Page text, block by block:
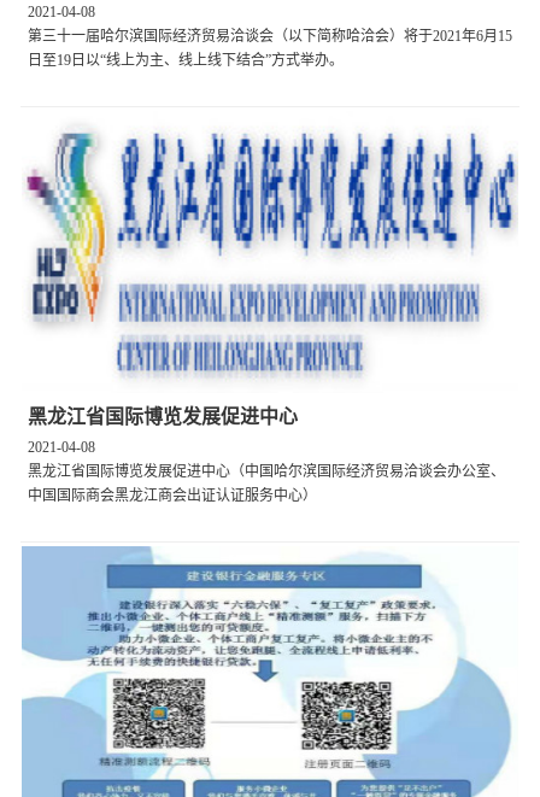
2021-04-08
第三十一届哈尔滨国际经济贸易洽谈会（以下简称哈洽会）将于2021年6月15
日至19日以“线上为主、线上线下结合”方式举办。
黑龙江省国际博览发展促进中心
2021-04-08
黑龙江省国际博览发展促进中心（中国哈尔滨国际经济贸易洽谈会办公室、
中国国际商会黑龙江商会出证认证服务中心）